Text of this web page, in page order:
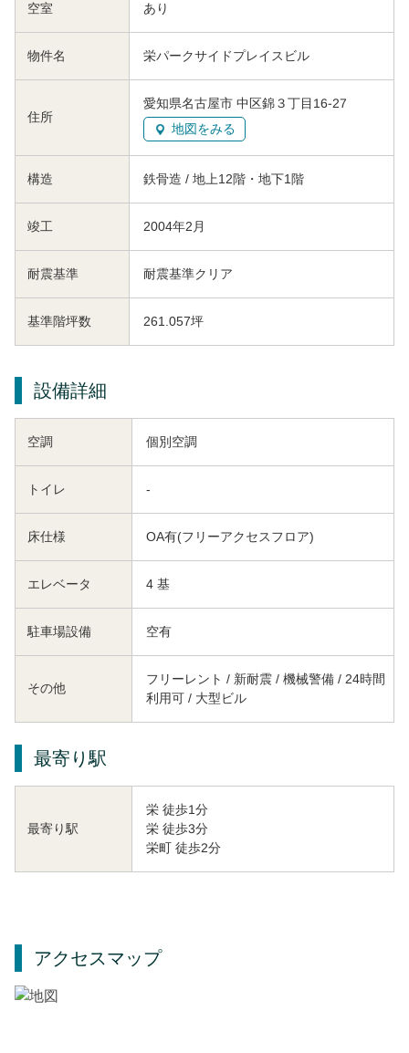
空室 あり
物件名 栄パークサイドプレイスビル
住所
愛知県名古屋市 中区錦３丁目16-27
地図をみる
構造 鉄骨造 / 地上12階・地下1階
竣工 2004年2月
耐震基準 耐震基準クリア
基準階坪数 261.057坪
設備詳細
空調 個別空調
トイレ -
床仕様 OA有(フリーアクセスフロア)
エレベータ 4 基
駐車場設備 空有
その他
フリーレント / 新耐震 / 機械警備 / 24時間
利用可 / 大型ビル
最寄り駅
最寄り駅
栄 徒歩1分
栄 徒歩3分
栄町 徒歩2分
アクセスマップ